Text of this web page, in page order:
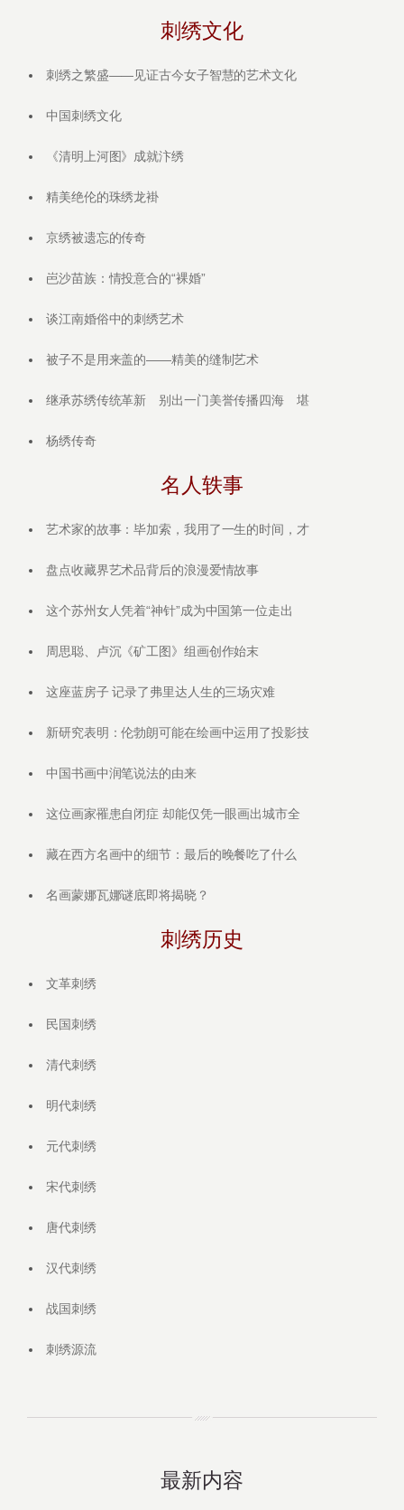
刺绣文化
刺绣之繁盛——见证古今女子智慧的艺术文化
中国刺绣文化
《清明上河图》成就汴绣
精美绝伦的珠绣龙褂
京绣被遗忘的传奇
岜沙苗族：情投意合的“裸婚”
谈江南婚俗中的刺绣艺术
被子不是用来盖的——精美的缝制艺术
继承苏绣传统革新 别出一门美誉传播四海 堪
杨绣传奇
名人轶事
艺术家的故事：毕加索，我用了一生的时间，才
盘点收藏界艺术品背后的浪漫爱情故事
这个苏州女人凭着“神针”成为中国第一位走出
周思聪、卢沉《矿工图》组画创作始末
这座蓝房子 记录了弗里达人生的三场灾难
新研究表明：伦勃朗可能在绘画中运用了投影技
中国书画中润笔说法的由来
这位画家罹患自闭症 却能仅凭一眼画出城市全
藏在西方名画中的细节：最后的晚餐吃了什么
名画蒙娜瓦娜谜底即将揭晓？
刺绣历史
文革刺绣
民国刺绣
清代刺绣
明代刺绣
元代刺绣
宋代刺绣
唐代刺绣
汉代刺绣
战国刺绣
刺绣源流
最新内容